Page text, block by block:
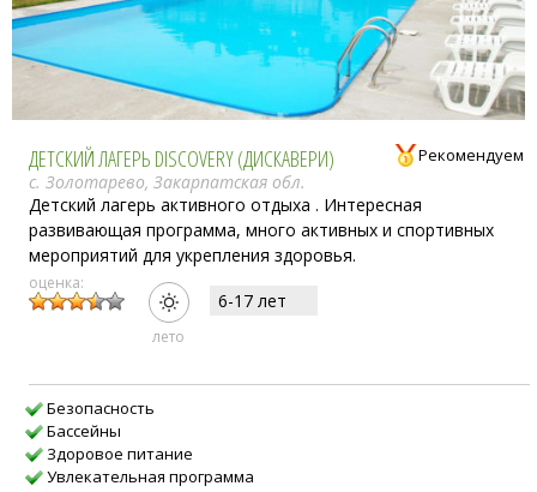
ДЕТСКИЙ ЛАГЕРЬ DISCOVERY (ДИСКАВЕРИ)
с. Золотарево, Закарпатская обл.
Детский лагерь активного отдыха . Интересная
развивающая программа, много активных и спортивных
мероприятий для укрепления здоровья.
оценка:
лето
Рекомендуем
6-17 лет
Безопасность
Бассейны
Здоровое питание
Увлекательная программа